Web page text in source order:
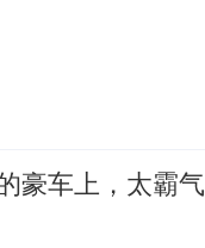
豪车上，太霸气